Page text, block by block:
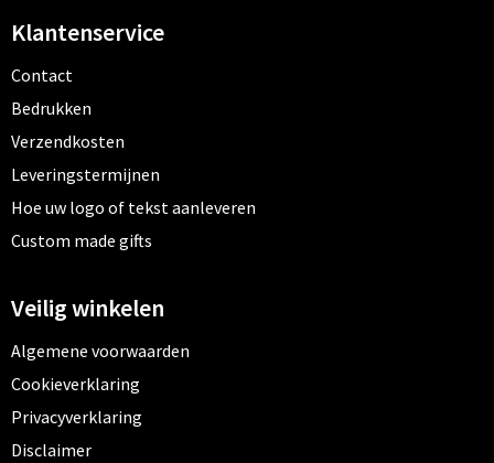
Klantenservice
Contact
Bedrukken
Verzendkosten
Leveringstermijnen
Hoe uw logo of tekst aanleveren
Custom made gifts
Veilig winkelen
Algemene voorwaarden
Cookieverklaring
Privacyverklaring
Disclaimer